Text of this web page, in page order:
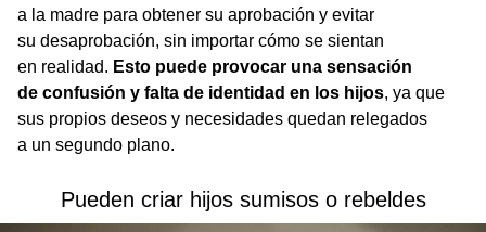
a la madre para obtener su aprobación y evitar
su desaprobación, sin importar cómo se sientan
en realidad. Esto puede provocar una sensación
de confusión y falta de identidad en los hijos, ya que
sus propios deseos y necesidades quedan relegados
a un segundo plano.
Pueden criar hijos sumisos o rebeldes